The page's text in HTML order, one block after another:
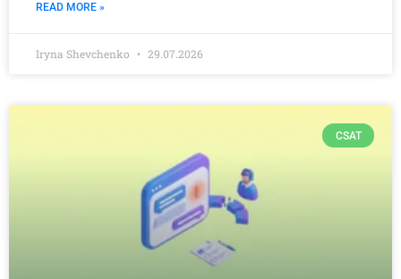
READ MORE »
Iryna Shevchenko 29.07.2026
CSAT